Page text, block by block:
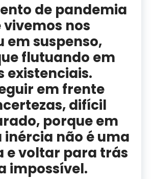
de pandemia
vivemos nos
em suspenso,
flutuando em
existenciais.
em frente
difícil
porque em
inércia não é uma
e voltar para trás
impossível.